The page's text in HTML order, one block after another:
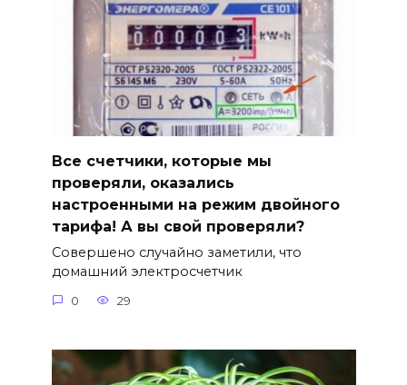
Все счетчики, которые мы
проверяли, оказались
настроенными на режим двойного
тарифа! А вы свой проверяли?
Совершено случайно заметили, что
домашний электросчетчик
0 29